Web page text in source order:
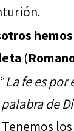
(
“La fe es por
de